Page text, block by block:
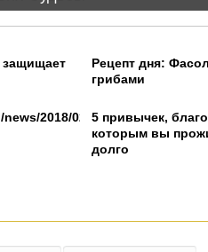
защищает
Рецепт дня:
грибами
2018/02/26/mortgagestats/
5 привычек,
которым вы
долго